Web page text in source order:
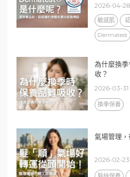
2026-04-28
敏感肌
Dermatest
為什麼換
收？
2026-03-31
換季保養
氣場管理
2026-02-23